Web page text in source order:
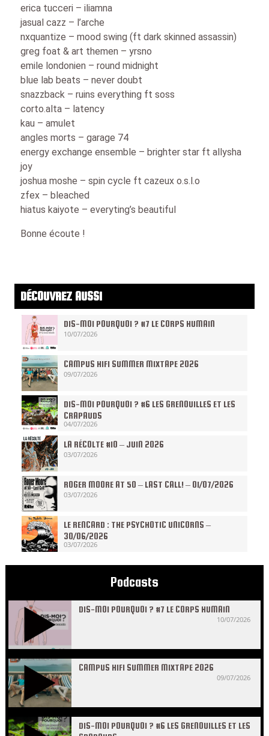
erica tucceri – iliamna
jasual cazz – l’arche
nxquantize – mood swing (ft dark skinned assassin)
greg foat & art themen – yrsno
emile londonien – round midnight
blue lab beats – never doubt
snazzback – ruins everything ft soss
corto.alta – latency
kau – amulet
angles morts – garage 74
energy exchange ensemble – brighter star ft allysha
joy
joshua moshe – spin cycle ft cazeux o.s.l.o
zfex – bleached
hiatus kaiyote – everyting’s beautiful
Bonne écoute !
DÉCOUVREZ AUSSI
DIS-MOI POURQUOI ? #7 LE CORPS HUMAIN
10/07/2026
CAMPUS HIFI SUMMER MIXTAPE 2026
09/07/2026
DIS-MOI POURQUOI ? #6 LES GRENOUILLES ET LES
CRAPAUDS
04/07/2026
LA RÉCOLTE #10 – JUIN 2026
03/07/2026
ROGER MOORE AT 50 – LAST CALL! – 01/07/2026
03/07/2026
LE RENCARD : THE PSYCHOTIC UNICORNS –
30/06/2026
03/07/2026
Podcasts
DIS-MOI POURQUOI ? #7 LE CORPS HUMAIN
10/07/2026
CAMPUS HIFI SUMMER MIXTAPE 2026
09/07/2026
DIS-MOI POURQUOI ? #6 LES GRENOUILLES ET LES